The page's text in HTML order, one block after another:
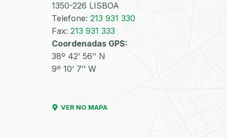
1350-226 LISBOA
Telefone: 213 931 330
Fax: 213 931 333
Coordenadas GPS:
38º 42’ 56’’ N
9º 10’ 7’’ W
VER NO MAPA